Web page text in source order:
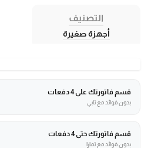
التصنيف
أجهزة صغيرة
قسم فاتورتك على 4 دفعات
بدون فوائد مع تابي
قسم فاتورتك حتى 4 دفعات
بدون فوائد مع تمارا